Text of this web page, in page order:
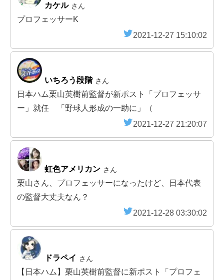
カケル さん
プロフェッサーK
2021-12-27 15:10:02
いちろう段階 さん
日本ハム栗山英樹前監督が新ポスト「プロフェッサ
ー」就任 「野球人形成の一助に」（
2021-12-27 21:20:07
虹色アメリカン さん
栗山さん、プロフェッサーになったけど、日本代表
の監督大丈夫なん？
2021-12-28 03:30:02
ドラペイ さん
【日本ハム】栗山英樹前監督に新ポスト「プロフェ